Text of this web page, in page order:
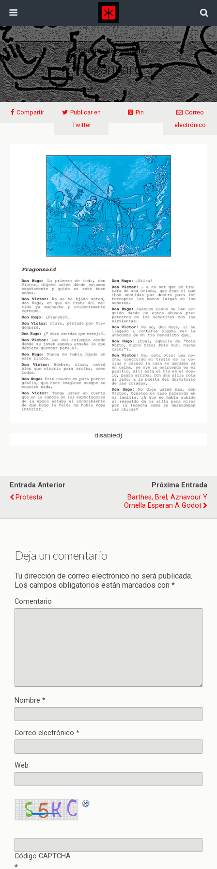
06/02/2018 • No Comments
Fragonnard
Compartir
Publicar en
Twitter
Pin
Correo
electrónico
Entrada Anterior
Protesta
Próxima Entrada
Barthes, Brel, Aznavour Y
Ornella Esperan A Godot
Deja un comentario
Tu dirección de correo electrónico no será publicada.
Los campos obligatorios están marcados con *
Comentario
Nombre *
Correo electrónico *
Web
Código CAPTCHA